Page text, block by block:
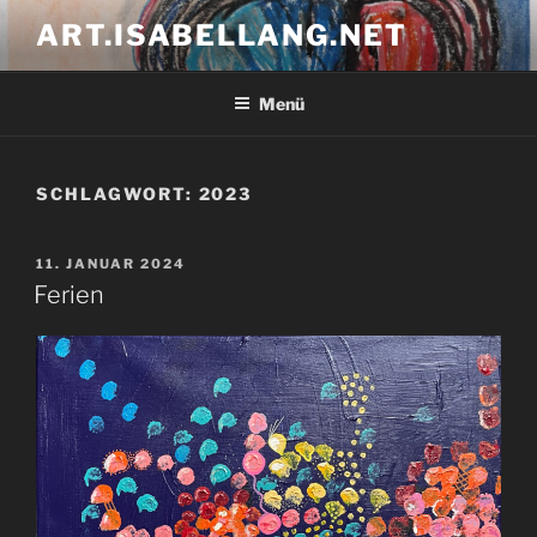
Zum
Inhalt
springen
ART.ISABELLANG.NET
Menü
SCHLAGWORT: 2023
VERÖFFENTLICHT
AM
11. JANUAR 2024
Ferien